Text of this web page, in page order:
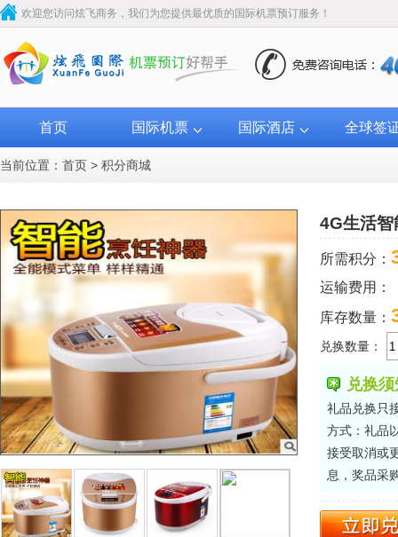
欢迎您访问炫飞商务，我们为您提供最优质的国际机票预订服务！
首页 国际机票 国际酒店 全球签
当前位置： 首页 > 积分商城
4G生活智
所需积分：
运输费用：
库存数量：
兑换数量：
兑换
礼品兑换只
方式：礼品
接受取消或
息，奖品采